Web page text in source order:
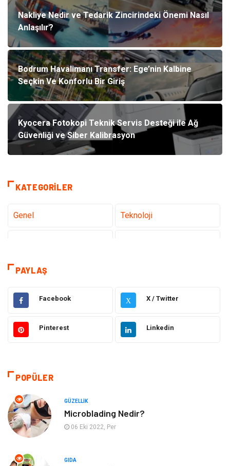
Nakliye Nedir ve Tedarik Zincirindeki Önemi Nasıl
Anlaşılır?
Bodrum Havalimanı Transfer: Ege’nin Kalbine
Seçkin Ve Konforlu Bir Giriş
Kyocera Fotokopi Teknik Servis Desteği ile Ağ
Güvenliği ve Siber Kalibrasyon
KATEGORILER
Genel Teknoloji
Eğitim
Dekorasyon Elektronik
Güzellik Makine
Sağlıklı Yaşam
Yeme İçme
Organizasyon
Moda
PAYLAŞ
Facebook X X / Twitter
Pinterest Linkedin
POPÜLER
GÜZELLIK
Microblading Nedir?
06 Eki 2022, Per
GIDA